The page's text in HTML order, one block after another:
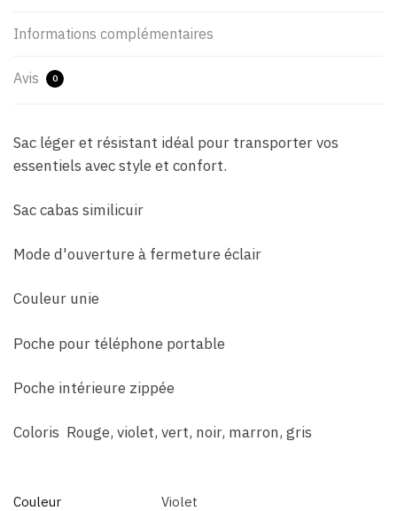
Informations complémentaires
Avis 0
Sac léger et résistant idéal pour transporter vos
essentiels avec style et confort.
Sac cabas similicuir
Mode d'ouverture à fermeture éclair
Couleur unie
Poche pour téléphone portable
Poche intérieure zippée
Coloris Rouge, violet, vert, noir, marron, gris
Couleur
Violet